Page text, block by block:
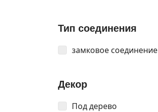
Тип соединения
замковое соединение
Декор
Под дерево